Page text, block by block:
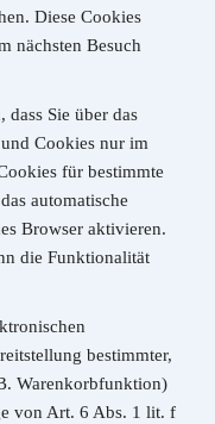
Diese Cookies
nächsten Besuch
dass Sie über das
Cookies nur im
für bestimmte
automatische
Browser aktivieren.
die Funktionalität
bestimmter,
Warenkorbfunktion)
von Art. 6 Abs. 1 lit. f